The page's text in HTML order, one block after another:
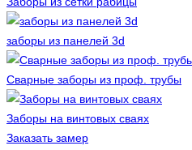
заборы из панелей 3d
Сварные заборы из проф. трубы
Заборы на винтовых сваях
Заказать замер